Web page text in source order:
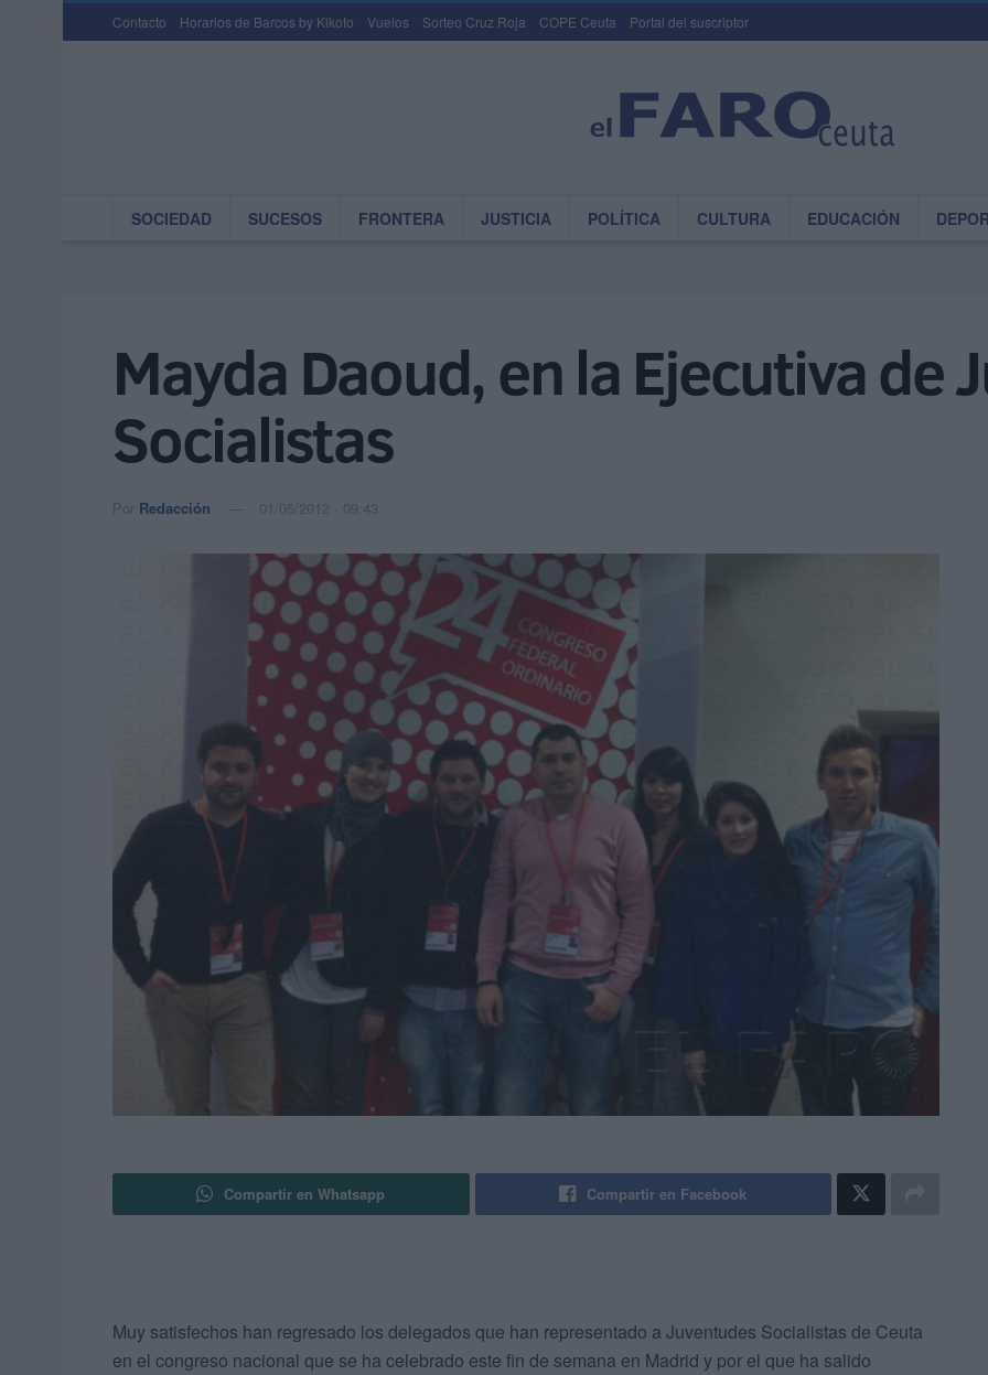
Contacto Horarios de Barcos by Kikoto Vuelos Sorteo Cruz Roja COPE Ceuta Portal del suscriptor
SOCIEDAD SUCESOS FRONTERA JUSTICIA POLÍTICA CULTURA EDUCACIÓN
Mayda Daoud, en la Ejecutiva de
Socialistas
Por Redacción 01/05/2012 - 09:43
Compartir en Whatsapp Compartir en Facebook
Muy satisfechos han regresado los delegados que han representado a Juventudes Socialistas de Ceuta
en el congreso nacional que se ha celebrado este fin de semana en Madrid y por el que ha salido